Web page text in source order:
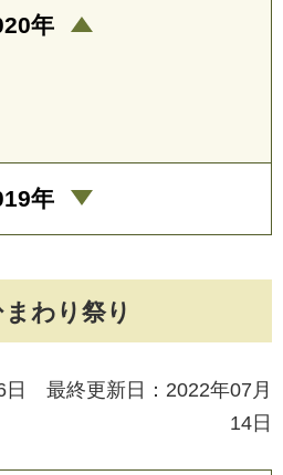
わり祭り
日 最終更新日：2022年07月
14日
年
年